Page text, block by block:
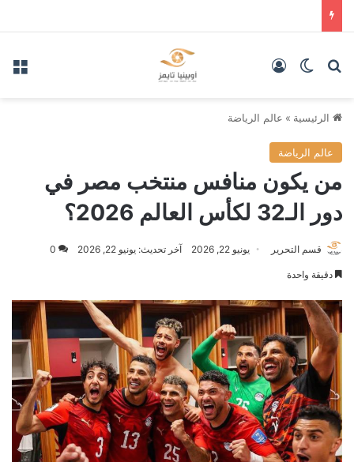
بحث عنالوضع المظلم
الرئيسية » عالم الرياضة
عالم الرياضة
من يكون منافس منتخب مصر في
دور الـ32 لكأس العالم 2026؟
قسم التحرير يونيو 22, 2026 آخر تحديث: يونيو 22, 2026 0
دقيقة واحدة